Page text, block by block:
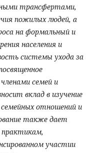
трансфертами,
пожилых людей, а
на формальный и
населения и
системы ухода за
семей и
вклад в изучение
отношений и
также дает
участии